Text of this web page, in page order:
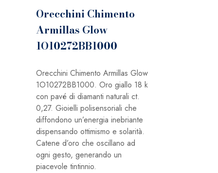
Orecchini Chimento
Armillas Glow
1O10272BB1000
Orecchini Chimento Armillas Glow
1O10272BB1000. Oro giallo 18 k
con pavé di diamanti naturali ct.
0,27. Gioielli polisensoriali che
diffondono un’energia inebriante
dispensando ottimismo e solarità.
Catene d’oro che oscillano ad
ogni gesto, generando un
piacevole tintinnio.